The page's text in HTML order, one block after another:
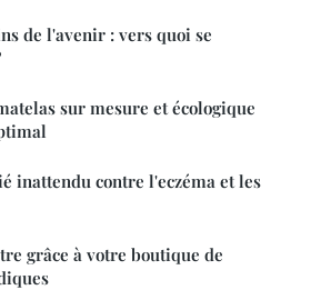
de l'avenir : vers quoi se
sur mesure et écologique
inattendu contre l'eczéma et les
grâce à votre boutique de